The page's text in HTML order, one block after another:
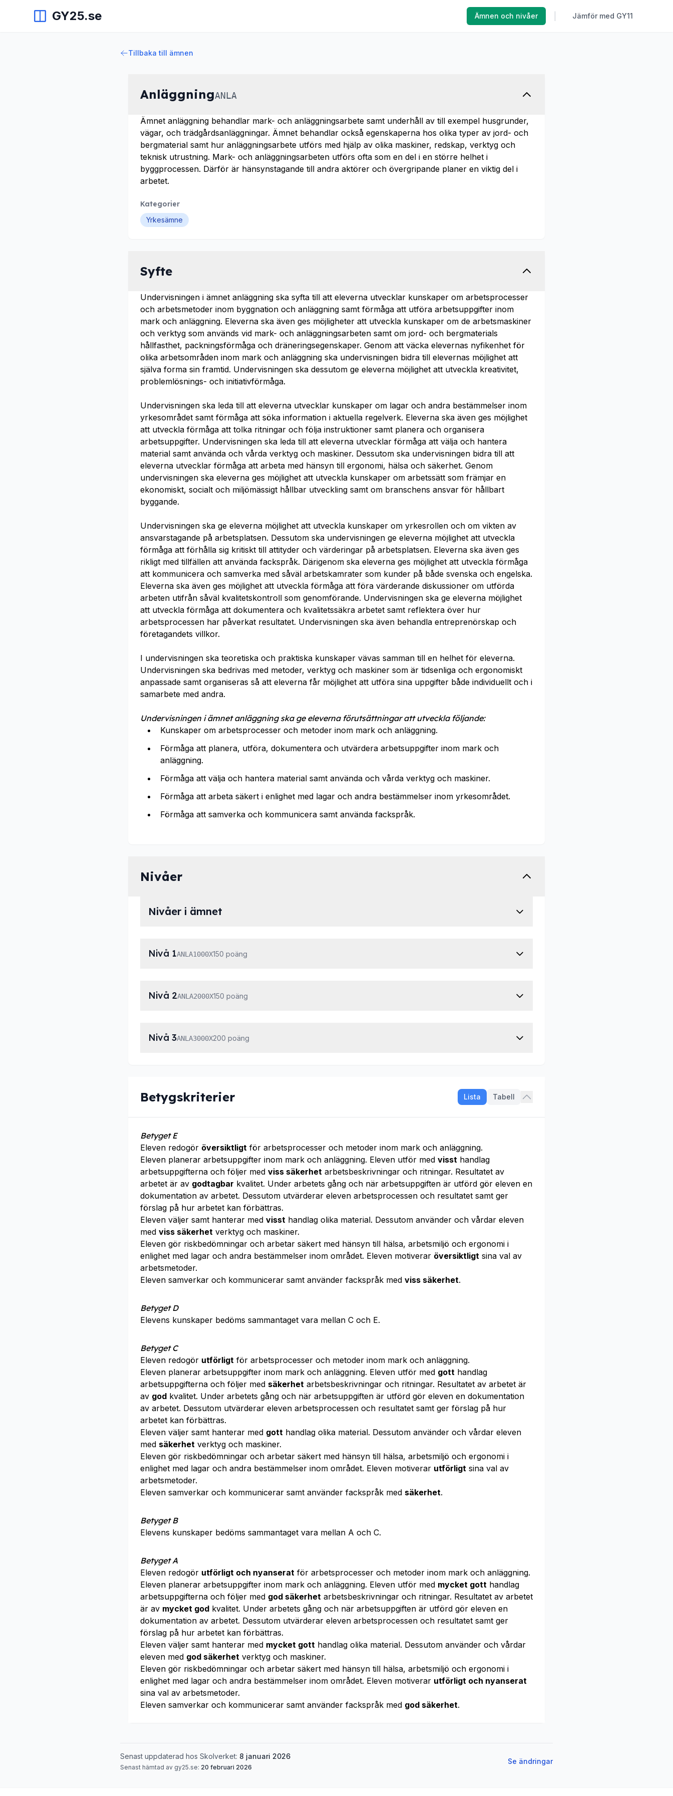
GY25.se Ämnen och nivåer Jämför med GY11
Tillbaka till ämnen
AnläggningANLA
Ämnet anläggning behandlar mark- och anläggningsarbete samt underhåll av till exempel husgrunder,
vägar, och trädgårdsanläggningar. Ämnet behandlar också egenskaperna hos olika typer av jord- och
bergmaterial samt hur anläggningsarbete utförs med hjälp av olika maskiner, redskap, verktyg och
teknisk utrustning. Mark- och anläggningsarbeten utförs ofta som en del i en större helhet i
byggprocessen. Därför är hänsynstagande till andra aktörer och övergripande planer en viktig del i
arbetet.
Kategorier
Yrkesämne
Syfte
Undervisningen i ämnet anläggning ska syfta till att eleverna utvecklar kunskaper om arbetsprocesser
och arbetsmetoder inom byggnation och anläggning samt förmåga att utföra arbetsuppgifter inom
mark och anläggning. Eleverna ska även ges möjligheter att utveckla kunskaper om de arbetsmaskiner
och verktyg som används vid mark- och anläggningsarbeten samt om jord- och bergmaterials
hållfasthet, packningsförmåga och dräneringsegenskaper. Genom att väcka elevernas nyfikenhet för
olika arbetsområden inom mark och anläggning ska undervisningen bidra till elevernas möjlighet att
själva forma sin framtid. Undervisningen ska dessutom ge eleverna möjlighet att utveckla kreativitet,
problemlösnings- och initiativförmåga.
Undervisningen ska leda till att eleverna utvecklar kunskaper om lagar och andra bestämmelser inom
yrkesområdet samt förmåga att söka information i aktuella regelverk. Eleverna ska även ges möjlighet
att utveckla förmåga att tolka ritningar och följa instruktioner samt planera och organisera
arbetsuppgifter. Undervisningen ska leda till att eleverna utvecklar förmåga att välja och hantera
material samt använda och vårda verktyg och maskiner. Dessutom ska undervisningen bidra till att
eleverna utvecklar förmåga att arbeta med hänsyn till ergonomi, hälsa och säkerhet. Genom
undervisningen ska eleverna ges möjlighet att utveckla kunskaper om arbetssätt som främjar en
ekonomiskt, socialt och miljömässigt hållbar utveckling samt om branschens ansvar för hållbart
byggande.
Undervisningen ska ge eleverna möjlighet att utveckla kunskaper om yrkesrollen och om vikten av
ansvarstagande på arbetsplatsen. Dessutom ska undervisningen ge eleverna möjlighet att utveckla
förmåga att förhålla sig kritiskt till attityder och värderingar på arbetsplatsen. Eleverna ska även ges
rikligt med tillfällen att använda fackspråk. Därigenom ska eleverna ges möjlighet att utveckla förmåga
att kommunicera och samverka med såväl arbetskamrater som kunder på både svenska och engelska.
Eleverna ska även ges möjlighet att utveckla förmåga att föra värderande diskussioner om utförda
arbeten utifrån såväl kvalitetskontroll som genomförande. Undervisningen ska ge eleverna möjlighet
att utveckla förmåga att dokumentera och kvalitetssäkra arbetet samt reflektera över hur
arbetsprocessen har påverkat resultatet. Undervisningen ska även behandla entreprenörskap och
företagandets villkor.
I undervisningen ska teoretiska och praktiska kunskaper vävas samman till en helhet för eleverna.
Undervisningen ska bedrivas med metoder, verktyg och maskiner som är tidsenliga och ergonomiskt
anpassade samt organiseras så att eleverna får möjlighet att utföra sina uppgifter både individuellt och i
samarbete med andra.
Undervisningen i ämnet anläggning ska ge eleverna förutsättningar att utveckla följande:
Kunskaper om arbetsprocesser och metoder inom mark och anläggning.
Förmåga att planera, utföra, dokumentera och utvärdera arbetsuppgifter inom mark och
anläggning.
Förmåga att välja och hantera material samt använda och vårda verktyg och maskiner.
Förmåga att arbeta säkert i enlighet med lagar och andra bestämmelser inom yrkesområdet.
Förmåga att samverka och kommunicera samt använda fackspråk.
Nivåer
Nivåer i ämnet
Nivå 1ANLA1000X150 poäng
Nivå 2ANLA2000X150 poäng
Nivå 3ANLA3000X200 poäng
Betygskriterier Lista Tabell
Betyget E
Eleven redogör översiktligt för arbetsprocesser och metoder inom mark och anläggning.
Eleven planerar arbetsuppgifter inom mark och anläggning. Eleven utför med visst handlag
arbetsuppgifterna och följer med viss säkerhet arbetsbeskrivningar och ritningar. Resultatet av
arbetet är av godtagbar kvalitet. Under arbetets gång och när arbetsuppgiften är utförd gör eleven en
dokumentation av arbetet. Dessutom utvärderar eleven arbetsprocessen och resultatet samt ger
förslag på hur arbetet kan förbättras.
Eleven väljer samt hanterar med visst handlag olika material. Dessutom använder och vårdar eleven
med viss säkerhet verktyg och maskiner.
Eleven gör riskbedömningar och arbetar säkert med hänsyn till hälsa, arbetsmiljö och ergonomi i
enlighet med lagar och andra bestämmelser inom området. Eleven motiverar översiktligt sina val av
arbetsmetoder.
Eleven samverkar och kommunicerar samt använder fackspråk med viss säkerhet.
Betyget D
Elevens kunskaper bedöms sammantaget vara mellan C och E.
Betyget C
Eleven redogör utförligt för arbetsprocesser och metoder inom mark och anläggning.
Eleven planerar arbetsuppgifter inom mark och anläggning. Eleven utför med gott handlag
arbetsuppgifterna och följer med säkerhet arbetsbeskrivningar och ritningar. Resultatet av arbetet är
av god kvalitet. Under arbetets gång och när arbetsuppgiften är utförd gör eleven en dokumentation
av arbetet. Dessutom utvärderar eleven arbetsprocessen och resultatet samt ger förslag på hur
arbetet kan förbättras.
Eleven väljer samt hanterar med gott handlag olika material. Dessutom använder och vårdar eleven
med säkerhet verktyg och maskiner.
Eleven gör riskbedömningar och arbetar säkert med hänsyn till hälsa, arbetsmiljö och ergonomi i
enlighet med lagar och andra bestämmelser inom området. Eleven motiverar utförligt sina val av
arbetsmetoder.
Eleven samverkar och kommunicerar samt använder fackspråk med säkerhet.
Betyget B
Elevens kunskaper bedöms sammantaget vara mellan A och C.
Betyget A
Eleven redogör utförligt och nyanserat för arbetsprocesser och metoder inom mark och anläggning.
Eleven planerar arbetsuppgifter inom mark och anläggning. Eleven utför med mycket gott handlag
arbetsuppgifterna och följer med god säkerhet arbetsbeskrivningar och ritningar. Resultatet av arbetet
är av mycket god kvalitet. Under arbetets gång och när arbetsuppgiften är utförd gör eleven en
dokumentation av arbetet. Dessutom utvärderar eleven arbetsprocessen och resultatet samt ger
förslag på hur arbetet kan förbättras.
Eleven väljer samt hanterar med mycket gott handlag olika material. Dessutom använder och vårdar
eleven med god säkerhet verktyg och maskiner.
Eleven gör riskbedömningar och arbetar säkert med hänsyn till hälsa, arbetsmiljö och ergonomi i
enlighet med lagar och andra bestämmelser inom området. Eleven motiverar utförligt och nyanserat
sina val av arbetsmetoder.
Eleven samverkar och kommunicerar samt använder fackspråk med god säkerhet.
Senast uppdaterad hos Skolverket: 8 januari 2026
Senast hämtad av gy25.se: 20 februari 2026
Se ändringar